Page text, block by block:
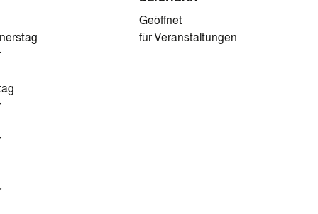
Geöffnet
für Veranstaltungen